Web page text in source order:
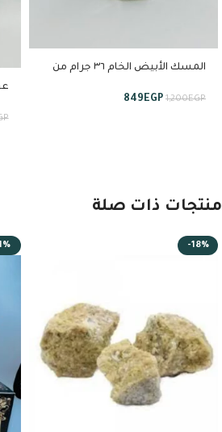
المسك الأبيض الخام ٣٦ جرام من
1,200EGP
849EGP
منتجات ذات صلة
-18%